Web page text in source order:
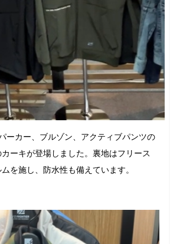
ーカー、ブルゾン、アクティブパンツの
ーキが登場しました。裏地はフリース
を施し、防水性も備えています。